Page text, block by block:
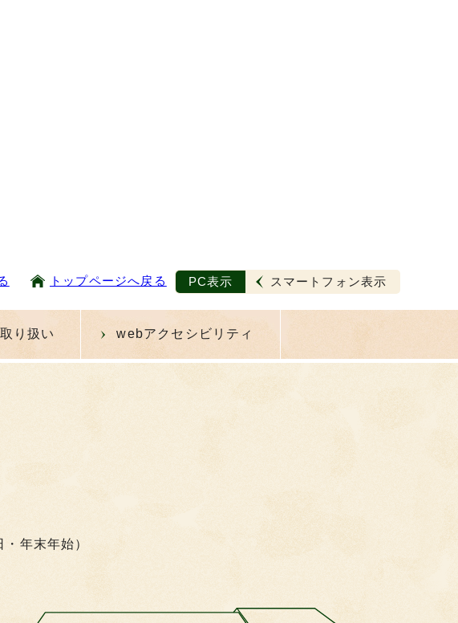
トップページへ戻る PC表示 スマートフォン表示
り扱い webアクセシビリティ
年末年始）